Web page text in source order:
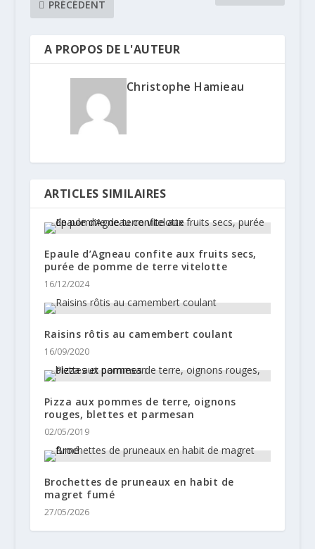
PRÉCÉDENT
A PROPOS DE L'AUTEUR
Christophe Hamieau
ARTICLES SIMILAIRES
Epaule d’Agneau confite aux fruits secs,
purée de pomme de terre vitelotte
16/12/2024
Raisins rôtis au camembert coulant
16/09/2020
Pizza aux pommes de terre, oignons
rouges, blettes et parmesan
02/05/2019
Brochettes de pruneaux en habit de
magret fumé
27/05/2026